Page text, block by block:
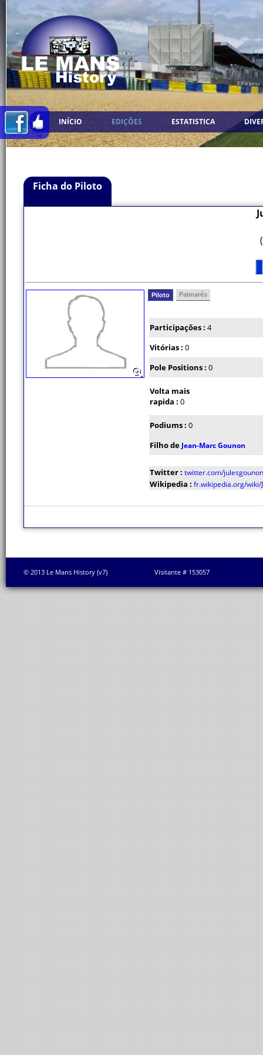
INÍCIO EDIÇÕES ESTATISTICA
Ficha do Piloto
Piloto Palmarés
Participações : 4
Vitórias : 0
Pole Positions : 0
Volta mais
rapida : 0
Podiums : 0
Filho de Jean-Marc Gounon
Twitter : twitter.com/julesgounon
Wikipedia : fr.wikipedia.org/wiki/
© 2013 Le Mans History (v7) Visitante # 153057